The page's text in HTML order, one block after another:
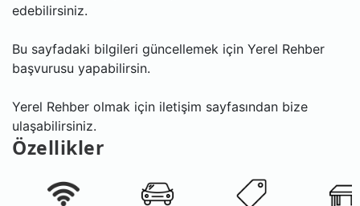
edebilirsiniz.
Bu sayfadaki bilgileri güncellemek için Yerel Rehber
başvurusu yapabilirsin.
Yerel Rehber olmak için iletişim sayfasından bize
ulaşabilirsiniz.
Özellikler